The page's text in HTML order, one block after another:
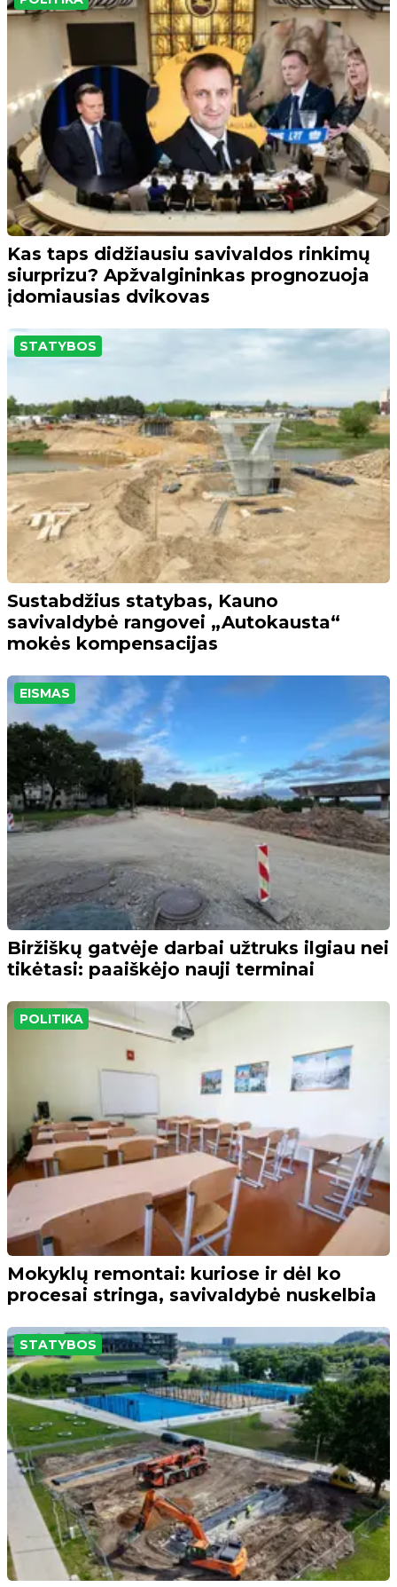
Kas taps didžiausiu savivaldos rinkimų
siurprizu? Apžvalgininkas prognozuoja
įdomiausias dvikovas
STATYBOS
Sustabdžius statybas, Kauno
savivaldybė rangovei „Autokausta“
mokės kompensacijas
EISMAS
Biržiškų gatvėje darbai užtruks ilgiau nei
tikėtasi: paaiškėjo nauji terminai
POLITIKA
Mokyklų remontai: kuriose ir dėl ko
procesai stringa, savivaldybė nuskelbia
STATYBOS